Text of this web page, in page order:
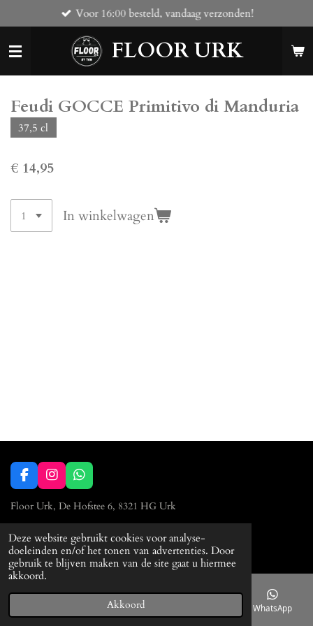
Deze website gebruikt cookies voor analyse-
doeleinden en/of het tonen van advertenties. Door
gebruik te blijven maken van de site gaat u hiermee
akkoord.
Akkoord
direct
naar
de
hoofdinhoud
FLOOR URK
Voor 16:00 besteld, vandaag verzonden!
Feudi GOCCE Primitivo di Manduria
37,5 cl
€ 14,95
In winkelwagen
F
a
c
o
o
k
I
n
s
g
r
a
W
h
a
s
A
p
p
Floor Urk, De Hofstee 6, 8321 HG Urk
0527 23 90 86
© 2023 Floor Urk
Telefoonnummer WhatsApp